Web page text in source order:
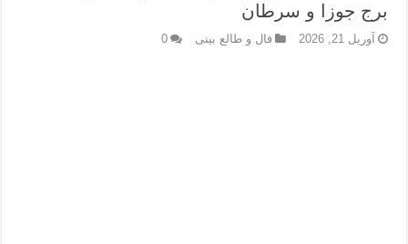
برج جوزا و سرطان
آوریل 21, 2026 فال و طالع بینی 0